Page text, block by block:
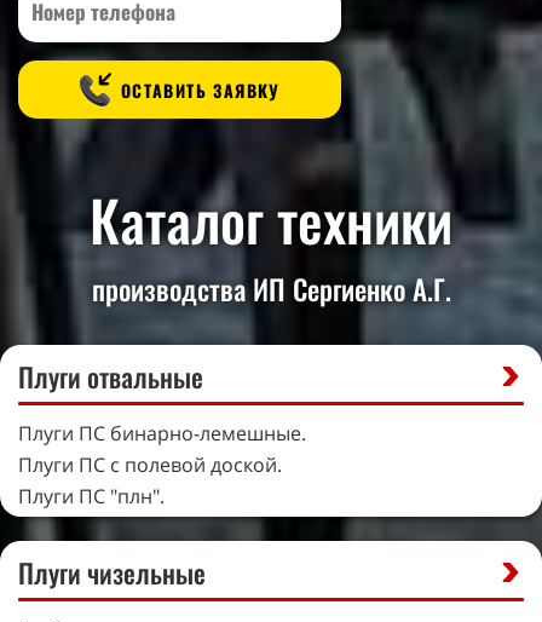
ОСТАВИТЬ ЗАЯВКУ
Каталог техники
производства ИП Сергиенко А.Г.
Плуги отвальные
Плуги ПС бинарно-лемешные.
Плуги ПС с полевой доской.
Плуги ПС "плн".
Плуги чизельные